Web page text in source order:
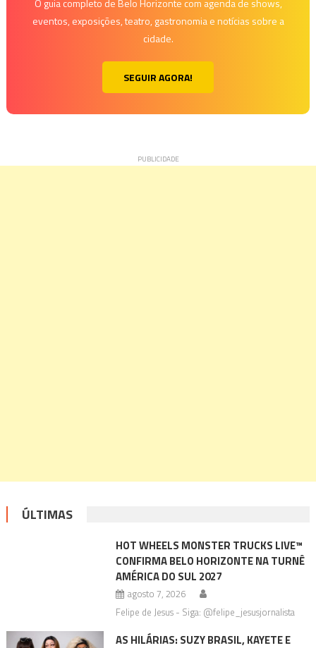
O guia completo de Belo Horizonte com agenda de shows,
eventos, exposições, teatro, gastronomia e notícias sobre a
cidade.
SEGUIR AGORA!
ÚLTIMAS
HOT WHEELS MONSTER TRUCKS LIVE™
CONFIRMA BELO HORIZONTE NA TURNÊ
AMÉRICA DO SUL 2027
agosto 7, 2026
Felipe de Jesus - Siga: @felipe_jesusjornalista
AS HILÁRIAS: SUZY BRASIL, KAYETE E